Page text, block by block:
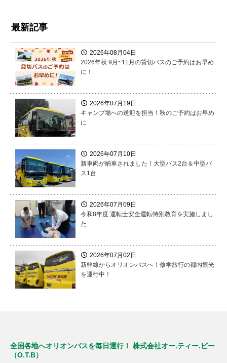
最新記事
2026年08月04日
2026年秋 9月~11月の貸切バスのご予約はお早め
に！
2026年07月19日
キャンプ場への送迎を担当！秋のご予約はお早め
に
2026年07月10日
新車両が納車されました！大型バス2台＆中型バ
ス1台
2026年07月09日
令和8年度 運転士安全運転特別教育を実施しまし
た
2026年07月02日
新幹線からオリオンバスへ！修学旅行の都内観光
を運行中！
全国各地へオリオンバスを毎日運行！ 株式会社オー.ティー.ビー
（O.T.B）